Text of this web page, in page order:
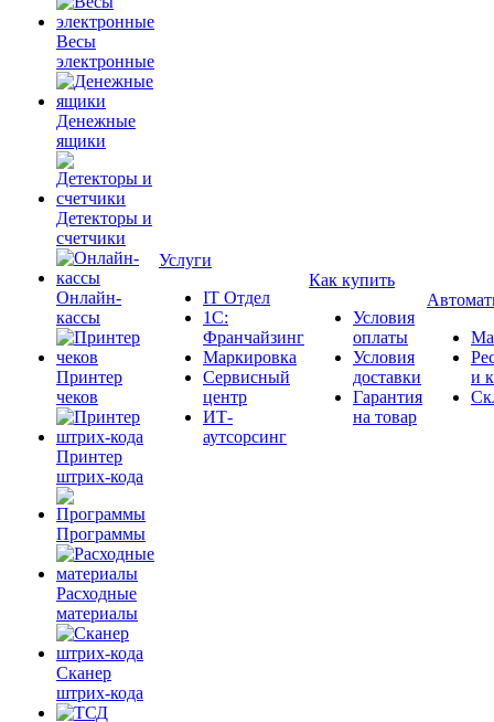
Весы
электронные
Денежные
ящики
Детекторы и
счетчики
Онлайн-
кассы
Принтер
чеков
Принтер
штрих-кода
Программы
Расходные
материалы
Сканер
штрих-кода
Услуги
IT Отдел
1С:
Франчайзинг
Маркировка
Сервисный
центр
ИТ-
аутсорсинг
Как купить
Условия
оплаты
Условия
доставки
Гарантия
на товар
и